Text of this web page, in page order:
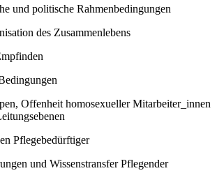
und politische Rahmenbedingungen
des Zusammenlebens
Offenheit homosexueller Mitarbeiter_innen
Pflegebedürftiger
und Wissenstransfer Pflegender